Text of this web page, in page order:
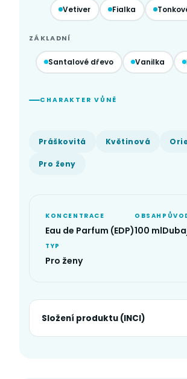
Vetiver Fialka
ZÁKLADNÍ
Santalové dřevo Vanilka
CHARAKTER VŮNĚ
Práškovitá Květinová
Pro ženy
KONCENTRACE
Eau de Parfum (EDP)
OBSAH
100 ml
TYP
Pro ženy
Složení produktu (INCI)